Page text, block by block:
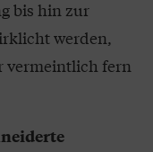
bis hin zur
werden,
vermeintlich fern